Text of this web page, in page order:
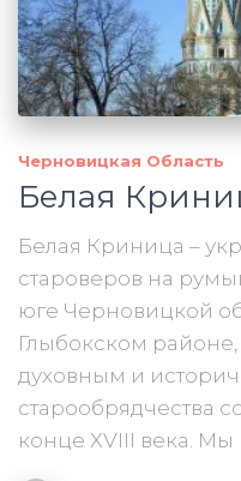
Черновицкая Область
Белая
Белая Криница –
староверов на
юге Черновицкой
Глыбокском
духовным и
старообрядчества
конце ХVIII века. Мы